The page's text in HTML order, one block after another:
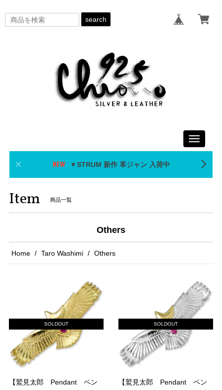
search
Toggle
▼STRUM 新作 革ジャン 入荷中
Item 商品一覧
Others
Home Taro Washimi Others
SOLDOUT
【鷲見太郎 Pendant ペン
SOLDOUT
【鷲見太郎 Pendant ペン